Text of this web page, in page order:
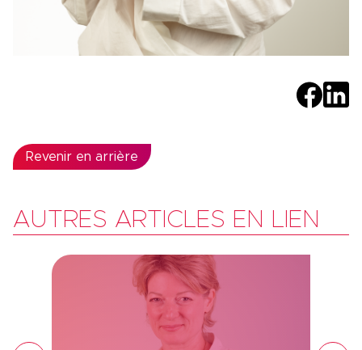
Revenir en arrière
AUTRES ARTICLES EN LIEN